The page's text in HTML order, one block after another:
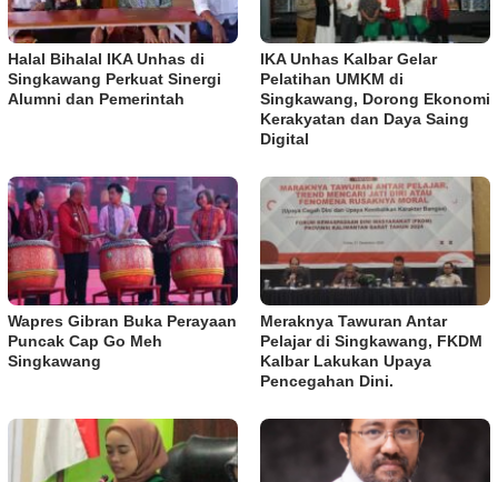
Halal Bihalal IKA Unhas di
Singkawang Perkuat Sinergi
Alumni dan Pemerintah
IKA Unhas Kalbar Gelar
Pelatihan UMKM di
Singkawang, Dorong Ekonomi
Kerakyatan dan Daya Saing
Digital
Wapres Gibran Buka Perayaan
Puncak Cap Go Meh
Singkawang
Meraknya Tawuran Antar
Pelajar di Singkawang, FKDM
Kalbar Lakukan Upaya
Pencegahan Dini.